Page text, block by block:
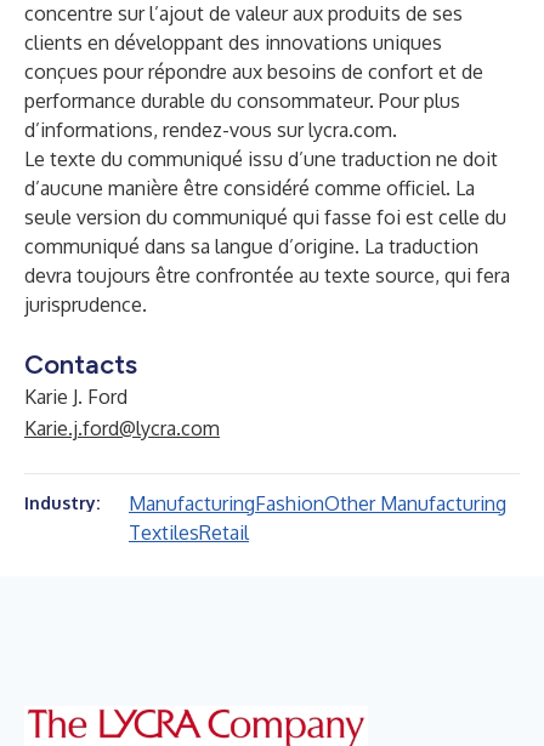
concentre sur l’ajout de valeur aux produits de ses
clients en développant des innovations uniques
conçues pour répondre aux besoins de confort et de
performance durable du consommateur. Pour plus
d’informations, rendez-vous surlycra.com.
Le texte du communiqué issu d’une traduction ne doit
d’aucune manière être considéré comme officiel. La
seule version du communiqué qui fasse foi est celle du
communiqué dans sa langue d’origine. La traduction
devra toujours être confrontée au texte source, qui fera
jurisprudence.
Contacts
Karie J. Ford
Karie.j.ford@lycra.com
Industry: ManufacturingFashionOther Manufacturing
TextilesRetail